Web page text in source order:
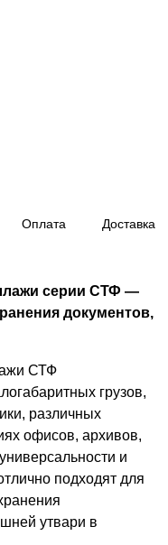
Оплата Доставка
серии СТФ —
документов,
СТФ
грузов,
различных
офисов, архивов,
и
подходят для
утвари в